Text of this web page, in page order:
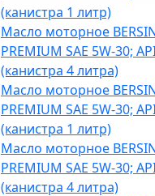
(канистра 1 литр)
Масло моторное
PREMIUM SAE 5W-30;
(канистра 4 литра)
Масло моторное
PREMIUM SAE 5W-30;
(канистра 1 литр)
Масло моторное
PREMIUM SAE 5W-30;
(канистра 4 литра)